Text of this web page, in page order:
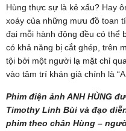
Hùng thực sự là kẻ xấu? Hay
xoáy của những mưu đồ toan
đại mỗi hành động đều có thể
có khả năng bị cắt ghép, trên
tội bởi một người lạ mặt chỉ
vào tâm trí khán giả chính là
Phim điện ảnh ANH HÙNG
Timothy Linh Bùi và đạo
phim theo chân Hùng –